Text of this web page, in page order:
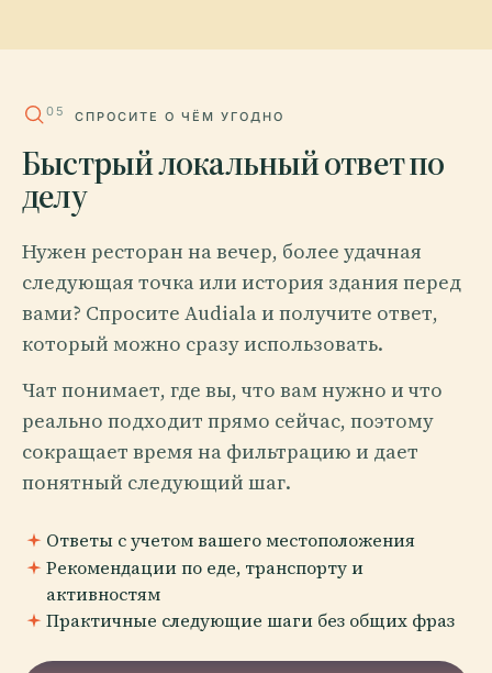
05 СПРОСИТЕ О ЧЁМ УГОДНО
Быстрый локальный ответ по
делу
Нужен ресторан на вечер, более удачная
следующая точка или история здания перед
вами? Спросите Audiala и получите ответ,
который можно сразу использовать.
Чат понимает, где вы, что вам нужно и что
реально подходит прямо сейчас, поэтому
сокращает время на фильтрацию и дает
понятный следующий шаг.
Ответы с учетом вашего местоположения
Рекомендации по еде, транспорту и
активностям
Практичные следующие шаги без общих фраз